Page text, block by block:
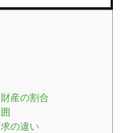
産の割合
の違い